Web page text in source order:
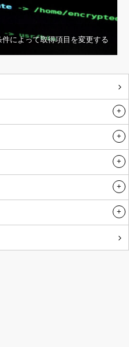
によって取得項目を変更する